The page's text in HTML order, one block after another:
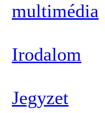
multimédia
Irodalom
Jegyzet